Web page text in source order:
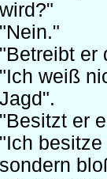
wird?"
"Nein."
"Betreibt er
"Ich weiß
Jagd".
"Besitzt er
"Ich
sondern